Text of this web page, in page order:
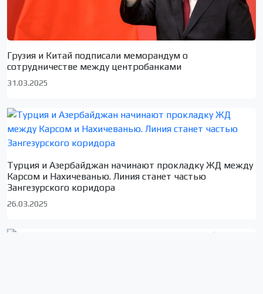
Грузия и Китай подписали меморандум о
сотрудничестве между центробанками
31.03.2025
Турция и Азербайджан начинают прокладку ЖД между
Карсом и Нахичеванью. Линия станет частью
Зангезурского коридора
26.03.2025